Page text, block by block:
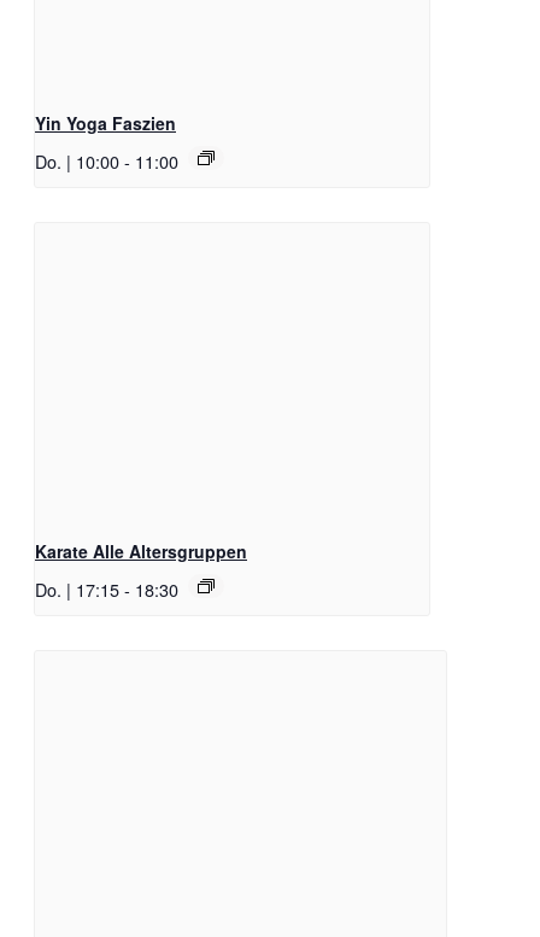
Yin Yoga Faszien
Do. | 10:00- 11:00
Karate Alle Altersgruppen
Do. | 17:15- 18:30